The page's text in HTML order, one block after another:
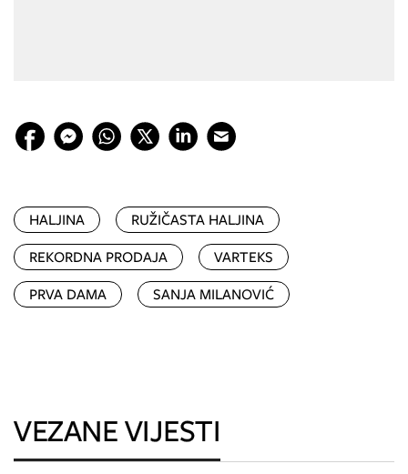
HALJINA
RUŽIČASTA HALJINA
REKORDNA PRODAJA
VARTEKS
PRVA DAMA
SANJA MILANOVIĆ
VEZANE VIJESTI